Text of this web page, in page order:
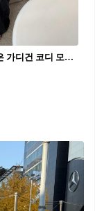
이너로 입기 좋은 가디건 코디 모음.zip